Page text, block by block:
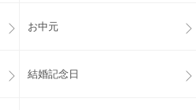
お中元
結婚記念日